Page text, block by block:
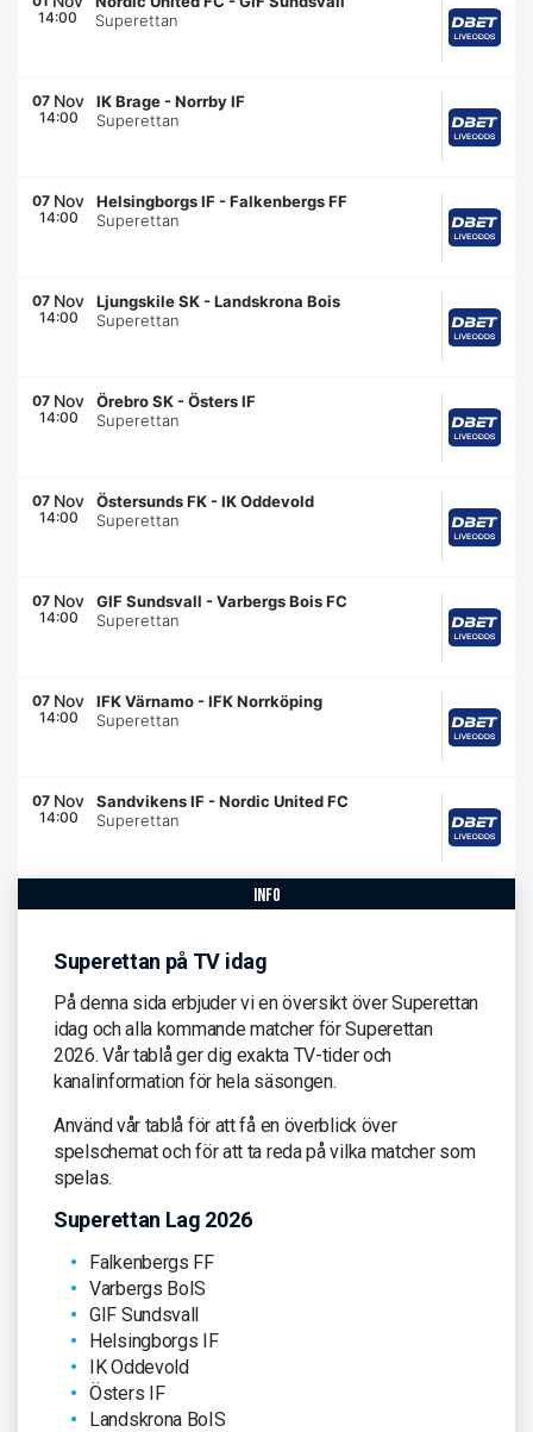
14:00
Superettan
07 Nov
14:00
IK Brage -Norrby IF
Superettan
07 Nov
14:00
Helsingborgs IF -Falkenbergs FF
Superettan
07 Nov
14:00
Ljungskile SK -Landskrona Bois
Superettan
07 Nov
14:00
Örebro SK -Östers IF
Superettan
07 Nov
14:00
Östersunds FK -IK Oddevold
Superettan
07 Nov
14:00
GIF Sundsvall -Varbergs Bois FC
Superettan
07 Nov
14:00
IFK Värnamo -IFK Norrköping
Superettan
07 Nov
14:00
Sandvikens IF -Nordic United FC
Superettan
info
Superettan på TV idag
På denna sida erbjuder vi en översikt över Superettan
idag och alla kommande matcher för Superettan
2026. Vår tablå ger dig exakta TV-tider och
kanalinformation för hela säsongen.
Använd vår tablå för att få en överblick över
spelschemat och för att ta reda på vilka matcher som
spelas.
Superettan Lag 2026
Falkenbergs FF
Varbergs BoIS
GIF Sundsvall
Helsingborgs IF
IK Oddevold
Östers IF
Landskrona BoIS